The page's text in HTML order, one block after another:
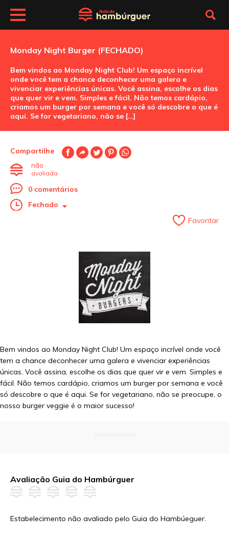
Monday Night Burger (FECHADO)
Bem vindos ao Monday Night Club! Um espaço incrível
onde você tem a chance deconhecer uma galera e
vivenciar experiências únicas. Você assina, escolhe os dias
que quer vir e vem. Simples e fácil. Não temos cardápio,
criamos um burger por semana e você só descobre o que é
aqui. Se for vegetariano, não se […]
Compartilhe
não
avaliada
0 comentários
Fechado
Favoritar
Bem vindos ao Monday Night Club! Um espaço incrível onde você
tem a chance deconhecer uma galera e vivenciar experiências
únicas. Você assina, escolhe os dias que quer vir e vem. Simples e
fácil. Não temos cardápio, criamos um burger por semana e você
só descobre o que é aqui. Se for vegetariano, não se preocupe, o
nosso burger veggie é o maior sucesso!
Avaliação Guia do Hambúrguer
Estabelecimento não avaliado pelo Guia do Hambúeguer.